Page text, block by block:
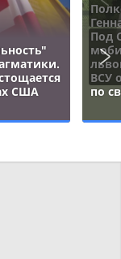
США
Под
ВСУ
по